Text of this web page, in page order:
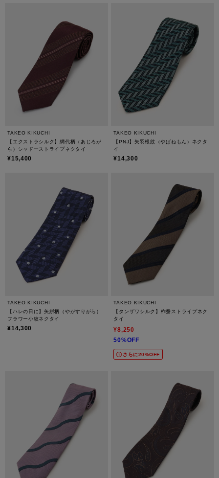
TAKEO KIKUCHI
【エクストラシルク】網代柄（あじろが
ら）シャドーストライプネクタイ
¥15,400
TAKEO KIKUCHI
【PNJ】矢羽根紋（やばねもん）ネクタ
イ
¥14,300
TAKEO KIKUCHI
【ハレの日に】矢絣柄（やがすりがら）
フラワー小紋ネクタイ
¥14,300
TAKEO KIKUCHI
【タンザワシルク】柞蚕ストライプネク
タイ
¥8,250
50%OFF
さらに20%OFF